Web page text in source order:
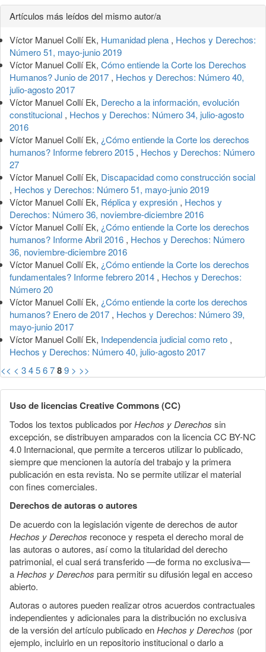
Detalles
del
artículo
Artículos más leídos del mismo autor/a
Víctor Manuel Collí Ek, Humanidad plena , Hechos y Derechos:
Número 51, mayo-junio 2019
Víctor Manuel Collí Ek, Cómo entiende la Corte los Derechos
Humanos? Junio de 2017 , Hechos y Derechos: Número 40,
julio-agosto 2017
Víctor Manuel Collí Ek, Derecho a la información, evolución
constitucional , Hechos y Derechos: Número 34, julio-agosto
2016
Víctor Manuel Collí Ek, ¿Cómo entiende la Corte los derechos
humanos? Informe febrero 2015 , Hechos y Derechos: Número
27
Víctor Manuel Collí Ek, Discapacidad como construcción social
, Hechos y Derechos: Número 51, mayo-junio 2019
Víctor Manuel Collí Ek, Réplica y expresión , Hechos y
Derechos: Número 36, noviembre-diciembre 2016
Víctor Manuel Collí Ek, ¿Cómo entiende la Corte los derechos
humanos? Informe Abril 2016 , Hechos y Derechos: Número
36, noviembre-diciembre 2016
Víctor Manuel Collí Ek, ¿Cómo entiende la Corte los derechos
fundamentales? Informe febrero 2014 , Hechos y Derechos:
Número 20
Víctor Manuel Collí Ek, ¿Cómo entiende la corte los derechos
humanos? Enero de 2017 , Hechos y Derechos: Número 39,
mayo-junio 2017
Víctor Manuel Collí Ek, Independencia judicial como reto ,
Hechos y Derechos: Número 40, julio-agosto 2017
<< < 3456789 > >>
Uso de licencias Creative Commons (CC)
Todos los textos publicados porHechos y Derechos sin
excepción, se distribuyen amparados con la licencia CC BY-NC
4.0 Internacional, que permite a terceros utilizar lo publicado,
siempre que mencionen la autoría del trabajo y la primera
publicación en esta revista. No se permite utilizar el material
con fines comerciales.
Derechos de autoras o autores
De acuerdo con la legislación vigente de derechos de autor
Hechos y Derechos reconoce y respeta el derecho moral de
las autoras o autores, así como la titularidad del derecho
patrimonial, el cual será transferido —de forma no exclusiva—
aHechos y Derechos para permitir su difusión legal en acceso
abierto.
Autoras o autores pueden realizar otros acuerdos contractuales
independientes y adicionales para la distribución no exclusiva
de la versión del artículo publicado enHechos y Derechos (por
ejemplo, incluirlo en un repositorio institucional o darlo a